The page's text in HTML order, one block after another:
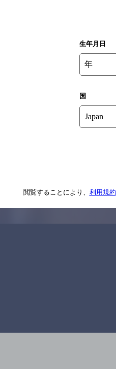
や営業時間などの掲載情報については、
生年月日
年
国
閲覧することにより、 利用規約